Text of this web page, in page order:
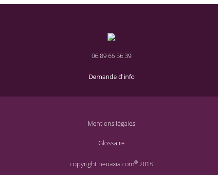
06 89 66 56 39
Demande d'info
Mentions légales
Glossaire
copyright neoaxia.com® 2018